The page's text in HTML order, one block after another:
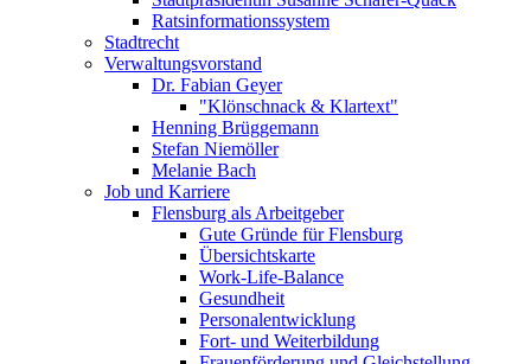
Ratsinformationssystem
Stadtrecht
Verwaltungsvorstand
Dr. Fabian Geyer
"Klönschnack & Klartext"
Henning Brüggemann
Stefan Niemöller
Melanie Bach
Job und Karriere
Flensburg als Arbeitgeber
Gute Gründe für Flensburg
Übersichtskarte
Work-Life-Balance
Gesundheit
Personalentwicklung
Fort- und Weiterbildung